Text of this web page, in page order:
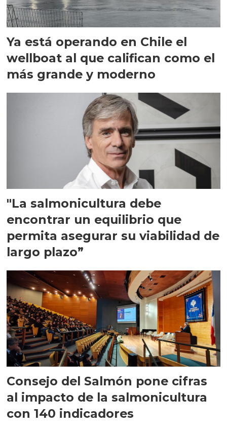
Ya está operando en Chile el
wellboat al que califican como el
más grande y moderno
"La salmonicultura debe
encontrar un equilibrio que
permita asegurar su viabilidad de
largo plazo”
Consejo del Salmón pone cifras
al impacto de la salmonicultura
con 140 indicadores